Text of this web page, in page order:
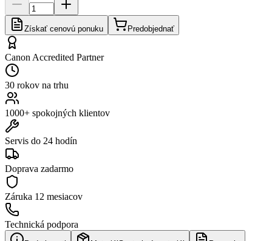
Získať cenovú ponuku Predobjednať
Canon Accredited Partner
30 rokov na trhu
1000+ spokojných klientov
Servis do 24 hodín
Doprava zadarmo
Záruka 12 mesiacov
Technická podpora